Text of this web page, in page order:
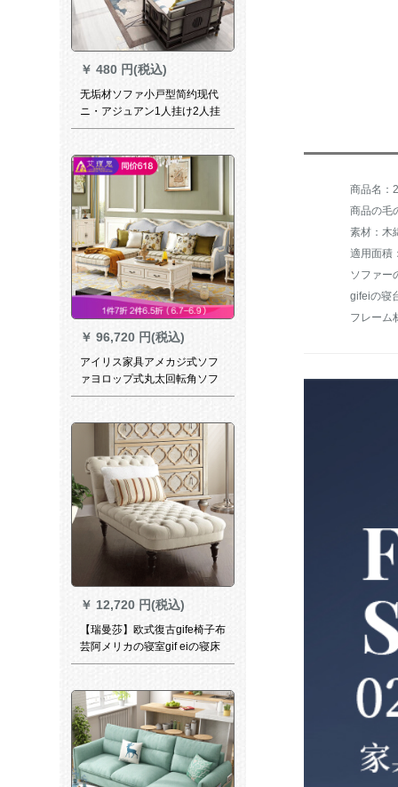
￥ 480 円(税込)
无垢材ソファ小戸型简约现代
ニ・アジュアン1人挂け2人挂
け茶数ドレピジュファァグル
板房别荘禅意茶何家具全屋カ
ステラ写色板
￥ 96,720 円(税込)
アイリス家具アメカジ式ソフ
ァヨロップ式丸太回転角ソフ
ァミニ戸型ソファァァ3+左
に出ます。
￥ 12,720 円(税込)
【瑞曼莎】欧式復古gife椅子布
芸阿メリカの寝室gif eiの寝床
美人プリングルーニビズデキ
小戸型ギフベトの畳型の畳型
の色170 cm
商品名：
商品の毛
素材：木
適用面積
フレーム